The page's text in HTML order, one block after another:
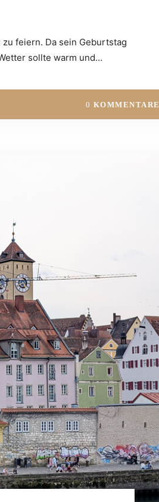
feiern. Da sein Geburtstag
sollte warm und…
0 KOMMENTARE